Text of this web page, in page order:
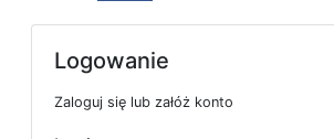
Logowanie
Zaloguj się lub załóż konto